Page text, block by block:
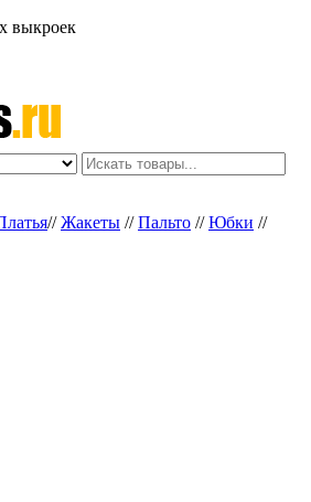
выкроек
//Жакеты //Пальто //Юбки //